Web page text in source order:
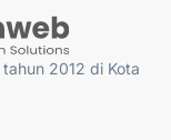
2012 di Kota